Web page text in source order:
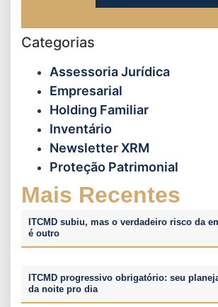
Categorias
Assessoria Jurídica
Empresarial
Holding Familiar
Inventário
Newsletter XRM
Proteção Patrimonial
Mais Recentes
ITCMD subiu, mas o verdadeiro risco da
é outro
ITCMD progressivo obrigatório: seu
da noite pro dia